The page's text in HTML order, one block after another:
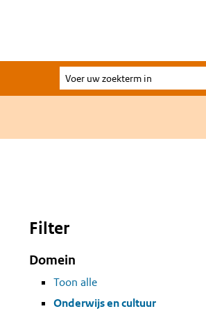
Voer
uw
Filter
Domein
Toon alle
Onderwijs en cultuur